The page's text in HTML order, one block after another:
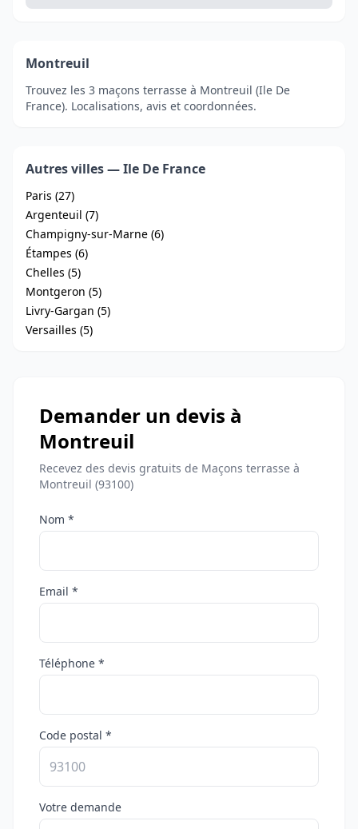
Montreuil
Trouvez les 3 maçons terrasse à Montreuil (Ile De
France). Localisations, avis et coordonnées.
Autres villes — Ile De France
Paris (27)
Argenteuil (7)
Champigny-sur-Marne (6)
Étampes (6)
Chelles (5)
Montgeron (5)
Livry-Gargan (5)
Versailles (5)
Demander un devis à
Montreuil
Recevez des devis gratuits de Maçons terrasse à
Montreuil (93100)
Nom *
Email *
Téléphone *
Code postal *
Votre demande